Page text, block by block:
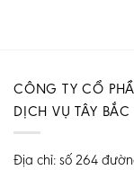
CÔNG TY CỔ
DỊCH VỤ TÂY BẮC
Địa chỉ: số 264